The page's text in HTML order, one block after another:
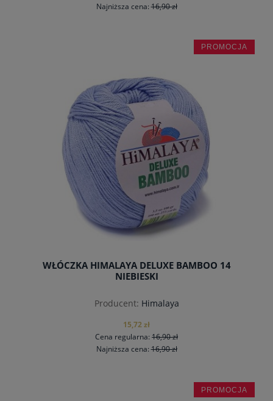
Najniższa cena:16,90 zł
do koszyka
WŁÓCZKA HIMALAYA DELUXE BAMBOO 14
NIEBIESKI
Producent: Himalaya
15,72 zł
Cena regularna: 16,90 zł
Najniższa cena:16,90 zł
PROMOCJA
PROMOCJA